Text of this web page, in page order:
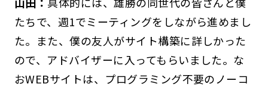
たちで、週1でミーティングをしながら進めまし
た。また、僕の友人がサイト構築に詳しかった
ので、アドバイザーに入ってもらいました。な
おWEBサイトは、プログラミング不要のノーコ